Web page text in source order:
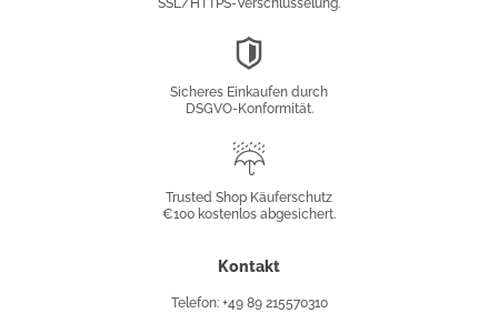
SSL/HTTPS-Verschlüsselung.
Sicheres Einkaufen durch
DSGVO-Konformität.
Käuferschutz
Trusted Shop Käuferschutz
€100 kostenlos abgesichert.
Kontakt
Telefon: +49 89 215570310